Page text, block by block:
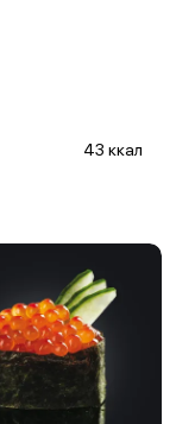
43 ккал